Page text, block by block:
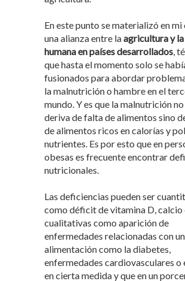
En este punto se materializó en mi
una alianza entre laagricultura y
humana en países desarrollados,
que hasta el momento solo se
fusionados para abordar
la malnutrición o hambre en el
mundo. Y es que la malnutrición
deriva de falta de alimentos sino
de alimentos ricos en calorías y
nutrientes. Es por esto que en
obesas es frecuente encontrar
nutricionales.
Las deficiencias pueden ser
como déficit de vitamina D, calcio
cualitativas como aparición de
enfermedades relacionadas con
alimentación como la diabetes,
enfermedades cardiovasculares o
en cierta medida y que en un